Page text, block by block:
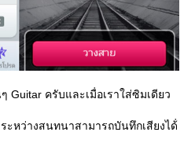
Guitar ครับและเมื่อเราใส่ซิมเดียว
หว่างสนทนาสามารถบันทึกเสียงได้่